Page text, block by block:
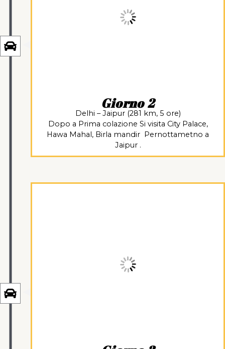
Giorno 2
Delhi – Jaipur (281 km, 5 ore)
Dopo a Prima colazione Si visita City Palace,
Hawa Mahal, Birla mandir Pernottametno a
Jaipur .